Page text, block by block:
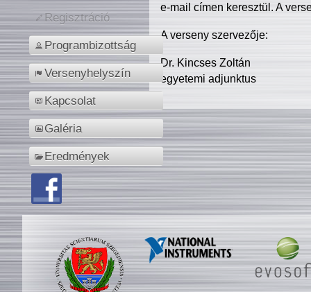
Regisztráció
Programbizottság
Versenyhelyszín
Kapcsolat
Galéria
Eredmények
e-mail címen keresztül. A
A verseny szervezője:
Dr. Kincses Zoltán
egyetemi adjunktus